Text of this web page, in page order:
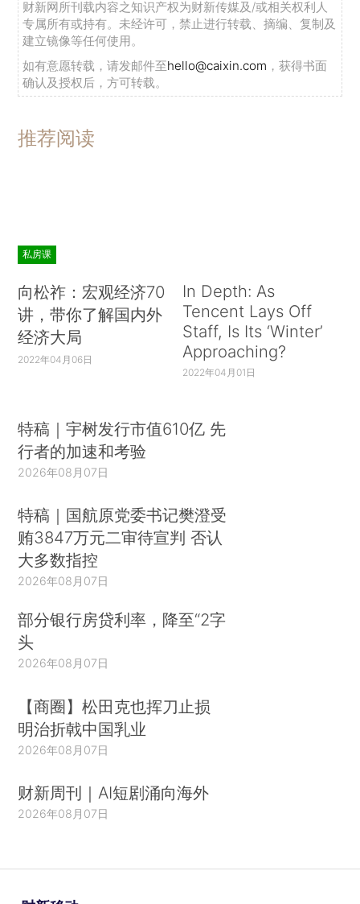
财新网所刊载内容之知识产权为财新传媒及/或相关权利人
专属所有或持有。未经许可，禁止进行转载、摘编、复制及
建立镜像等任何使用。
如有意愿转载，请发邮件至hello@caixin.com ，获得书面
确认及授权后，方可转载。
推荐阅读
私房课
向松祚：宏观经济70
讲，带你了解国内外
经济大局
2022年04月06日
In Depth: As
Tencent Lays Off
Staff, Is Its ‘Winter’
Approaching?
2022年04月01日
特稿｜宇树发行市值610亿 先
行者的加速和考验
2026年08月07日
特稿｜国航原党委书记樊澄受
贿3847万元二审待宣判 否认
大多数指控
2026年08月07日
部分银行房贷利率，降至“2字
头
2026年08月07日
【商圈】松田克也挥刀止损
明治折戟中国乳业
2026年08月07日
财新周刊｜AI短剧涌向海外
2026年08月07日